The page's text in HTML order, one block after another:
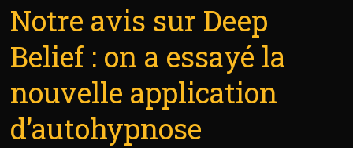
Notre avis sur Deep
Belief : on a essayé la
nouvelle application
d’autohypnose